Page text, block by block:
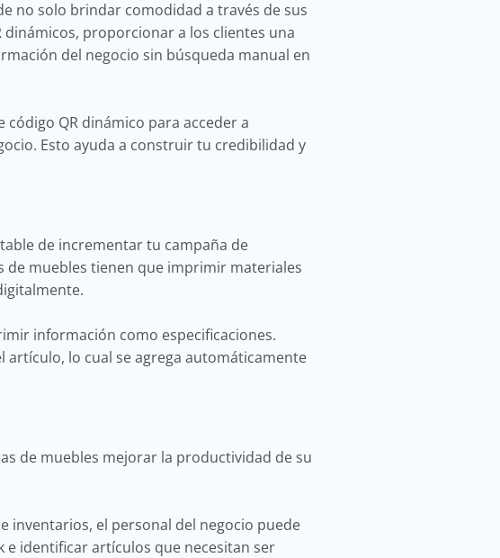
no solo brindar comodidad a través de sus
proporcionar a los clientes una
del negocio sin búsqueda manual en
QR dinámico para acceder a
Esto ayuda a construir tu credibilidad y
de incrementar tu campaña de
de muebles tienen que imprimir materiales
información como especificaciones.
artículo, lo cual se agrega automáticamente
de muebles mejorar la productividad de su
inventarios, el personal del negocio puede
identificar artículos que necesitan ser